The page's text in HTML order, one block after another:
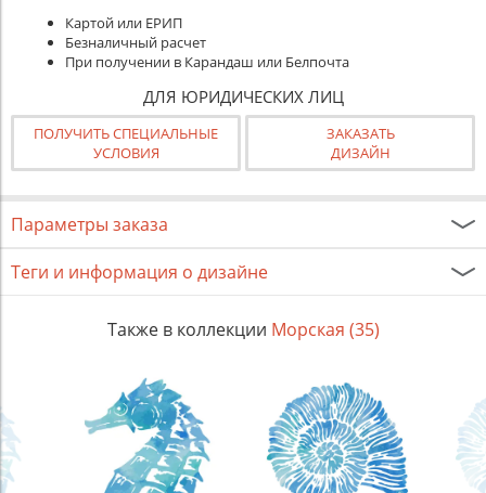
Картой или ЕРИП
Безналичный расчет
При получении в Карандаш или Белпочта
ДЛЯ ЮРИДИЧЕСКИХ ЛИЦ
ПОЛУЧИТЬ СПЕЦИАЛЬНЫЕ
УСЛОВИЯ
ЗАКАЗАТЬ
ДИЗАЙН
Параметры заказа
Теги и информация о дизайне
Также в коллекции Морская (35)